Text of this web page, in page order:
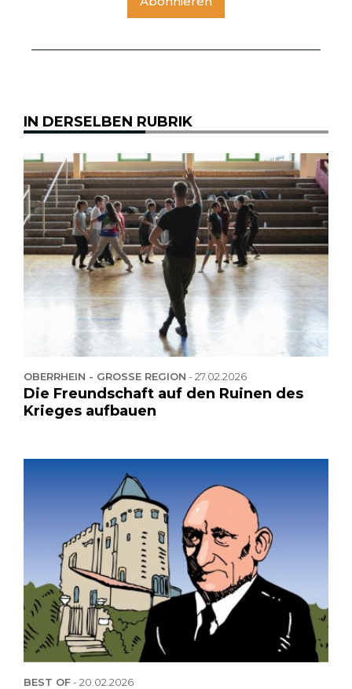
IN DERSELBEN RUBRIK
OBERRHEIN - GROSSE REGION -27.02.2026
Die Freundschaft auf den Ruinen des
Krieges aufbauen
BEST OF-20.02.2026